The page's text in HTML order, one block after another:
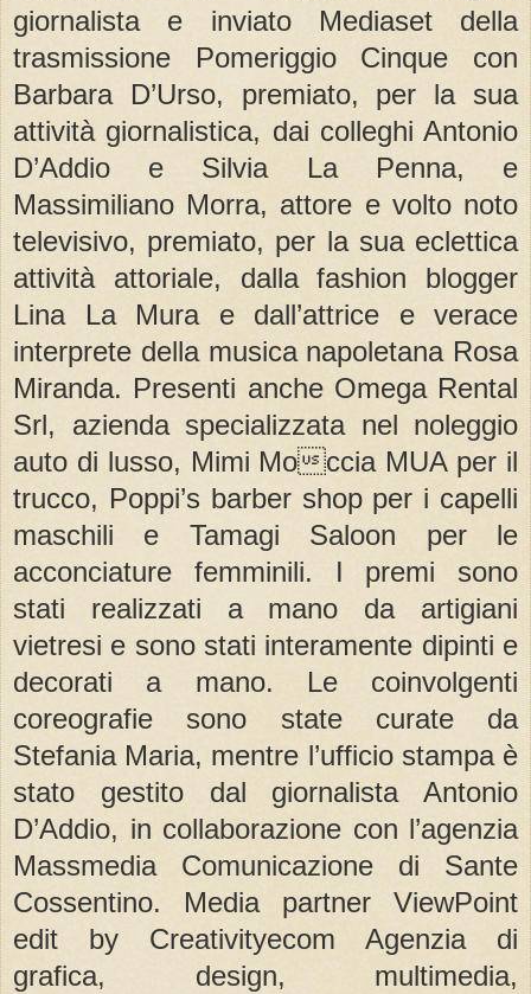
giornalista e inviato Mediaset della
trasmissione Pomeriggio Cinque con
Barbara D’Urso, premiato, per la sua
attività giornalistica, dai colleghi Antonio
D’Addio e Silvia La Penna, e
Massimiliano Morra, attore e volto noto
televisivo, premiato, per la sua eclettica
attività attoriale, dalla fashion blogger
Lina La Mura e dall’attrice e verace
interprete della musica napoletana Rosa
Miranda. Presenti anche Omega Rental
Srl, azienda specializzata nel noleggio
auto di lusso, Mimi Moccia MUA per il
trucco, Poppi’s barber shop per i capelli
maschili e Tamagi Saloon per le
acconciature femminili. I premi sono
stati realizzati a mano da artigiani
vietresi e sono stati interamente dipinti e
decorati a mano. Le coinvolgenti
coreografie sono state curate da
Stefania Maria, mentre l’ufficio stampa è
stato gestito dal giornalista Antonio
D’Addio, in collaborazione con l’agenzia
Massmedia Comunicazione di Sante
Cossentino. Media partner ViewPoint
edit by Creativityecom Agenzia di
grafica, design, multimedia,